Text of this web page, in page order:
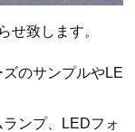
せ致します。
のサンプルやLE
ンプ、LEDフォ